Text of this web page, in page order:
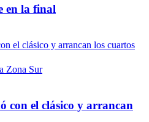
en la final
con el clásico y arrancan